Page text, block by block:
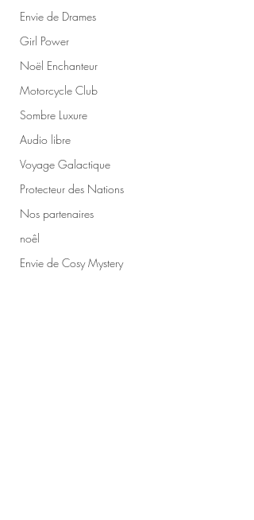
Envie de Drames
Girl Power
Noël Enchanteur
Motorcycle Club
Sombre Luxure
Audio libre
Voyage Galactique
Protecteur des Nations
Nos partenaires
noêl
Envie de Cosy Mystery